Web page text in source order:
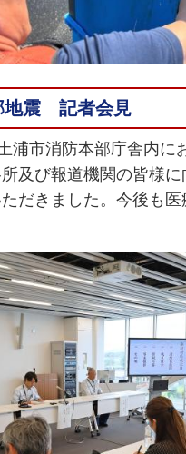
地震 記者会見
浦市消防本部庁舎内
及び報道機関の皆様
だきました。今後も